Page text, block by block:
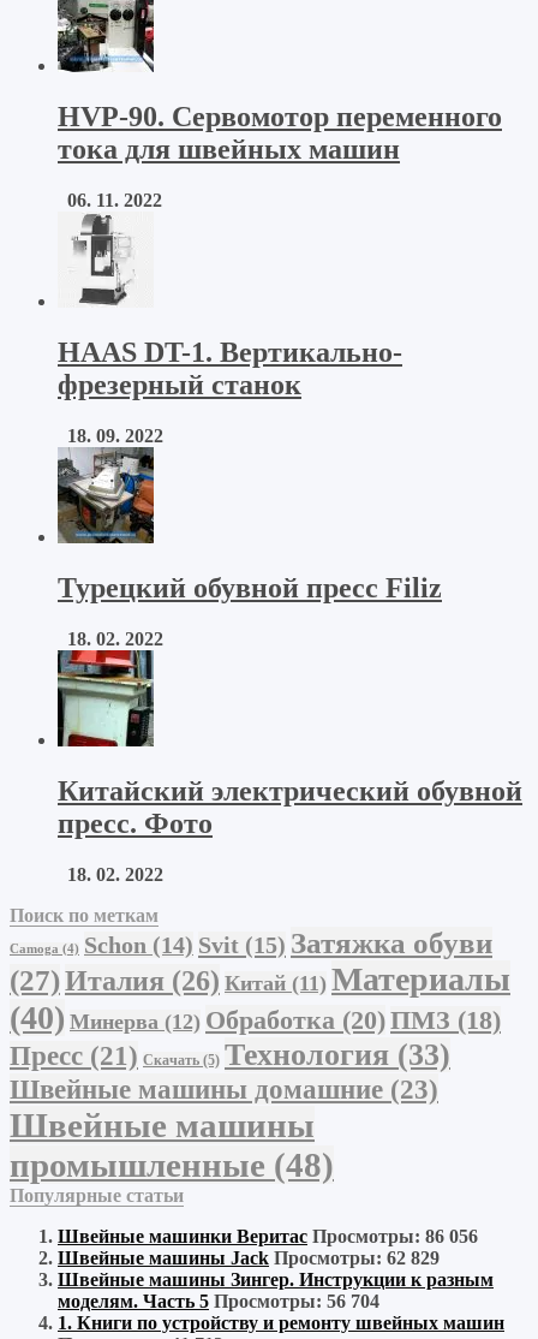
HVP-90. Сервомотор переменного
тока для швейных машин
06. 11. 2022
HAAS DT-1. Вертикально-
фрезерный станок
18. 09. 2022
Турецкий обувной пресс Filiz
18. 02. 2022
Китайский электрический обувной
пресс. Фото
18. 02. 2022
Поиск по меткам
Camoga (4) Schon (14) Svit (15) Затяжка обуви
(27)Италия (26) Китай (11) Материалы
(40) Минерва (12) Обработка (20)ПМЗ (18)
Пресс (21) Скачать (5) Технология (33)
Швейные машины домашние (23)
Швейные машины
промышленные (48)
Популярные статьи
Швейные машинки Веритас Просмотры: 86 056
Швейные машины Jack Просмотры: 62 829
Швейные машины Зингер. Инструкции к разным
моделям. Часть 5 Просмотры: 56 704
1. Книги по устройству и ремонту швейных машин